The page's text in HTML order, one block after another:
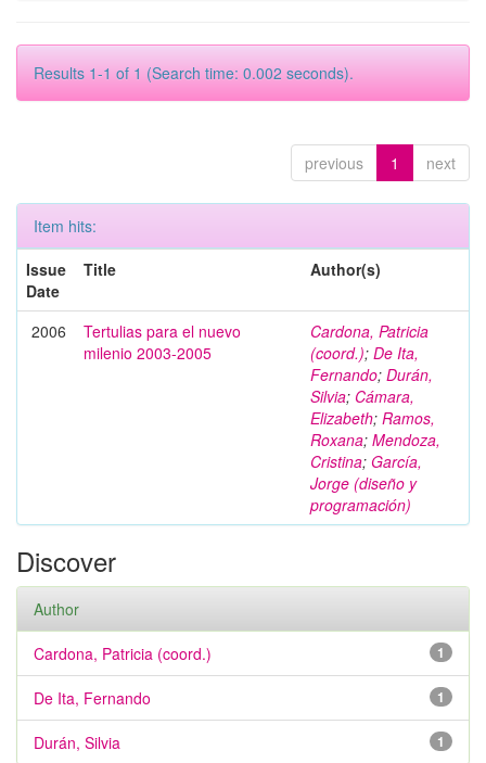
Results 1-1 of 1 (Search time: 0.002 seconds).
previous 1 next
Item hits:
Issue
Date
Title Author(s)
2006
Tertulias para el nuevo
milenio 2003-2005
Cardona, Patricia
(coord.); De Ita,
Fernando; Durán,
Silvia; Cámara,
Elizabeth; Ramos,
Roxana; Mendoza,
Cristina; García,
Jorge (diseño y
programación)
Discover
Author
1
Cardona, Patricia (coord.)
1
De Ita, Fernando
1
Durán, Silvia